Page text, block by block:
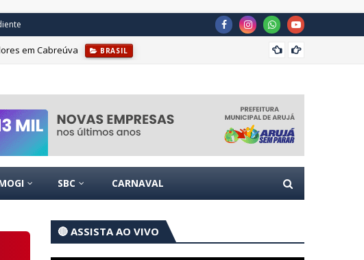
em Cabreúva BRASIL
SBC CARNAVAL
🔴 ASSISTA AO VIVO